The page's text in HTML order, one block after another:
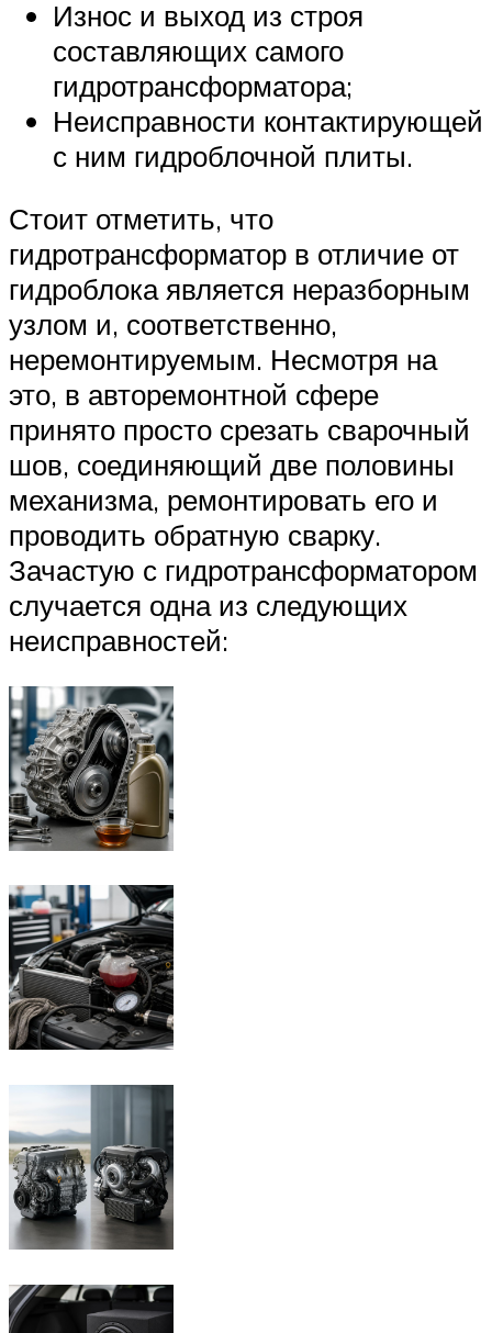
Износ и выход из строя
составляющих самого
гидротрансформатора;
Неисправности контактирующей
с ним гидроблочной плиты.
Стоит отметить, что
гидротрансформатор в отличие от
гидроблока является неразборным
узлом и, соответственно,
неремонтируемым. Несмотря на
это, в авторемонтной сфере
принято просто срезать сварочный
шов, соединяющий две половины
механизма, ремонтировать его и
проводить обратную сварку.
Зачастую с гидротрансформатором
случается одна из следующих
неисправностей: